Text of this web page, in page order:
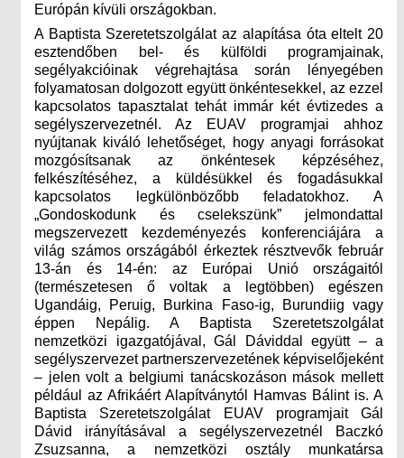
Európán kívüli országokban.
A Baptista Szeretetszolgálat az alapítása óta eltelt 20
esztendőben bel- és külföldi programjainak,
segélyakcióinak végrehajtása során lényegében
folyamatosan dolgozott együtt önkéntesekkel, az ezzel
kapcsolatos tapasztalat tehát immár két évtizedes a
segélyszervezetnél. Az EUAV programjai ahhoz
nyújtanak kiváló lehetőséget, hogy anyagi forrásokat
mozgósítsanak az önkéntesek képzéséhez,
felkészítéséhez, a küldésükkel és fogadásukkal
kapcsolatos legkülönbözőbb feladatokhoz. A
„Gondoskodunk és cselekszünk” jelmondattal
megszervezett kezdeményezés konferenciájára a
világ számos országából érkeztek résztvevők február
13-án és 14-én: az Európai Unió országaitól
(természetesen ő voltak a legtöbben) egészen
Ugandáig, Peruig, Burkina Faso-ig, Burundiig vagy
éppen Nepálig. A Baptista Szeretetszolgálat
nemzetközi igazgatójával, Gál Dáviddal együtt – a
segélyszervezet partnerszervezetének képviselőjeként
– jelen volt a belgiumi tanácskozáson mások mellett
például az Afrikáért Alapítványtól Hamvas Bálint is. A
Baptista Szeretetszolgálat EUAV programjait Gál
Dávid irányításával a segélyszervezetnél Baczkó
Zsuzsanna, a nemzetközi osztály munkatársa